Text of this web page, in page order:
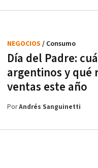
Día del Padre:
argentinos y qué
ventas este año
NEGOCIOS / Consumo
PorAndrés Sanguinetti